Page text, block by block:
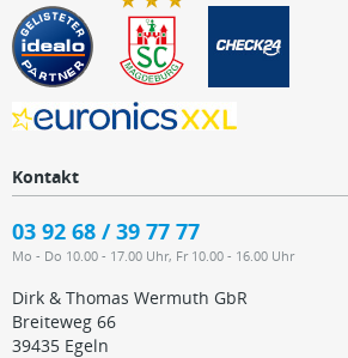
Kontakt
03 92 68 / 39 77 77
Mo - Do 10.00 - 17.00 Uhr, Fr 10.00 - 16.00 Uhr
Dirk & Thomas Wermuth GbR
Breiteweg 66
39435 Egeln